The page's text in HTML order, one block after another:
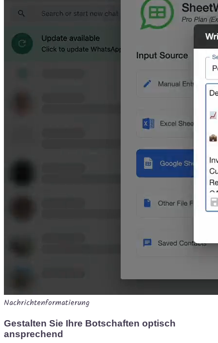
Nachrichtenformatierung
Gestalten Sie Ihre Botschaften optisch
ansprechend